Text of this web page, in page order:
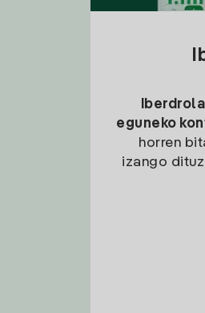
eguneko
horren
izango